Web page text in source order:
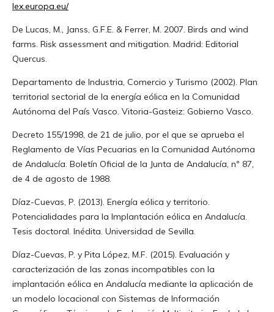
lex.europa.eu/
De Lucas, M., Janss, G.F.E. & Ferrer, M. 2007. Birds and wind
farms. Risk assessment and mitigation. Madrid: Editorial
Quercus.
Departamento de Industria, Comercio y Turismo (2002). Plan
territorial sectorial de la energía eólica en la Comunidad
Autónoma del País Vasco. Vitoria-Gasteiz: Gobierno Vasco.
Decreto 155/1998, de 21 de julio, por el que se aprueba el
Reglamento de Vías Pecuarias en la Comunidad Autónoma
de Andalucía. Boletín Oficial de la Junta de Andalucía, nº 87,
de 4 de agosto de 1988.
Díaz-Cuevas, P. (2013). Energía eólica y territorio.
Potencialidades para la Implantación eólica en Andalucía.
Tesis doctoral. Inédita. Universidad de Sevilla.
Díaz-Cuevas, P. y Pita López, M.F. (2015). Evaluación y
caracterización de las zonas incompatibles con la
implantación eólica en Andalucía mediante la aplicación de
un modelo locacional con Sistemas de Información